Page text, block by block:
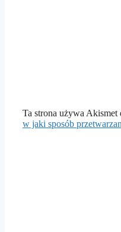
Ta strona używa Akismet
w jaki sposób